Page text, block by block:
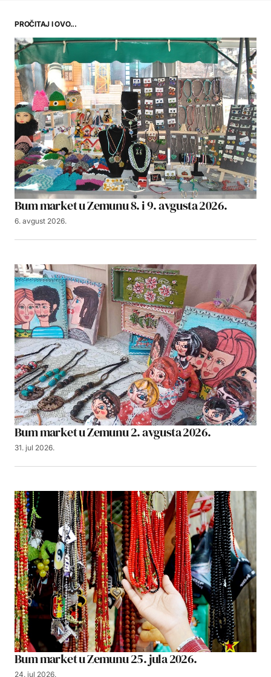
PROČITAJ I OVO...
Bum market u Zemunu 8. i 9. avgusta 2026.
6. avgust 2026.
Bum market u Zemunu 2. avgusta 2026.
31. jul 2026.
Bum market u Zemunu 25. jula 2026.
24. jul 2026.